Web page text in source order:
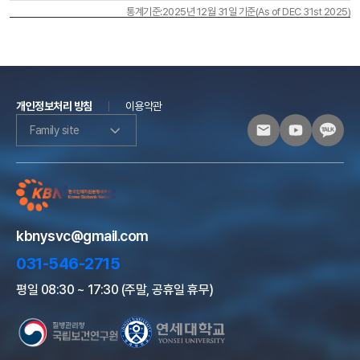
통계기준:2025년 12월 31일 기준(As of DEC 31st 2025)
개인정보처리 방침
이용약관
Family site
kbnysvc@gmail.com
031-546-2715
평일 08:30 ~ 17:30 (주말, 공휴일 휴무)